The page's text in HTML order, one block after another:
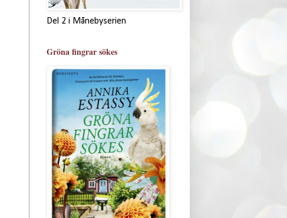
Del 2 i Månebyserien
Gröna fingrar sökes